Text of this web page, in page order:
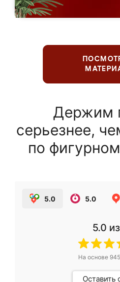
Держим
серьезнее,
по
5.0 5.0
5.0
На основе 945
Оставить